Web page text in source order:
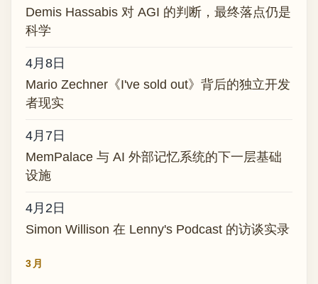
Demis Hassabis 对 AGI 的判断，最终落点仍是
科学
4月8日
Mario Zechner《I've sold out》背后的独立开发
者现实
4月7日
MemPalace 与 AI 外部记忆系统的下一层基础
设施
4月2日
Simon Willison 在 Lenny's Podcast 的访谈实录
3月